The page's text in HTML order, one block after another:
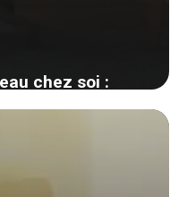
chez soi :
sans pièce